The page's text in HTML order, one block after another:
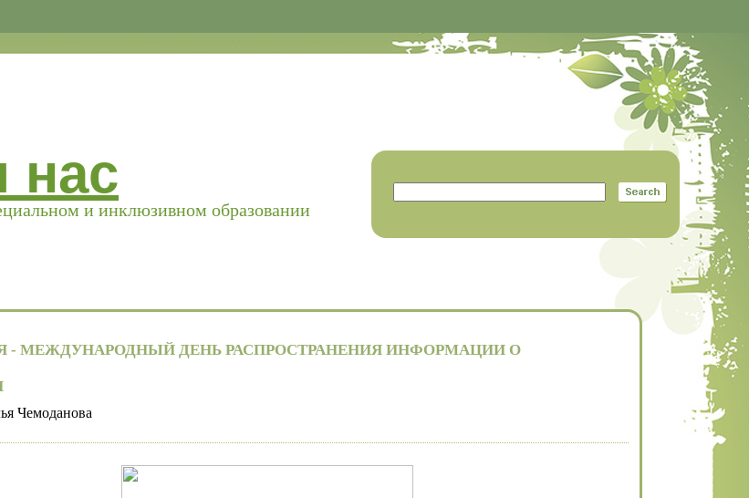
нас
и инклюзивном образовании
- МЕЖДУНАРОДНЫЙ ДЕНЬ РАСПРОСТРАНЕНИЯ ИНФОРМАЦИИ О
Чемоданова